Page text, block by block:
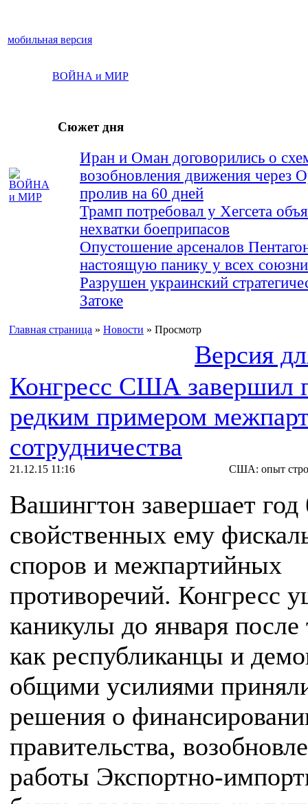
мобильная версия
ВОЙНА и МИР
Сюжет дня
Иран и Оман договорились о
возобновления движения через
пролив на 60 дней
Трамп потребовал у Хегсета
нехватки боеприпасов
Опустошение арсеналов
настоящую панику у всех
Разрушен украинский
Затоке
Главная страница » Новости » Просмотр
Версия
Конгресс США завершил
редким примером
сотрудничества
21.12.15 11:16 США: опыт
Вашингтон завершает год
свойственных ему
споров и межпартийных
противоречий. Конгресс
каникулы до января после
как республиканцы и
общими усилиями
решения о
правительства,
работы Экспортно-